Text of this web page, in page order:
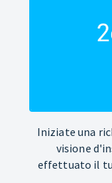
Iniziate una
visione
effettuato il